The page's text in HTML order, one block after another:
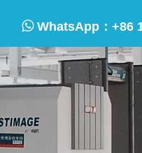
WhatsApp： +86